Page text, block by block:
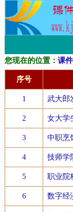
您现在的位置：课
序号
1 武大郎
2 女大学
3 中职烹
4 技师学
5 职业院
6 数字经